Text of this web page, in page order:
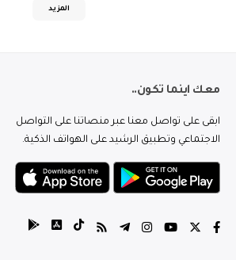
المزيد
معك اينما تكون..
ابقى على تواصل معنا عبر منصاتنا على التواصل
الاجتماعي وتطبيق الرشيد على الهواتف الذكية.